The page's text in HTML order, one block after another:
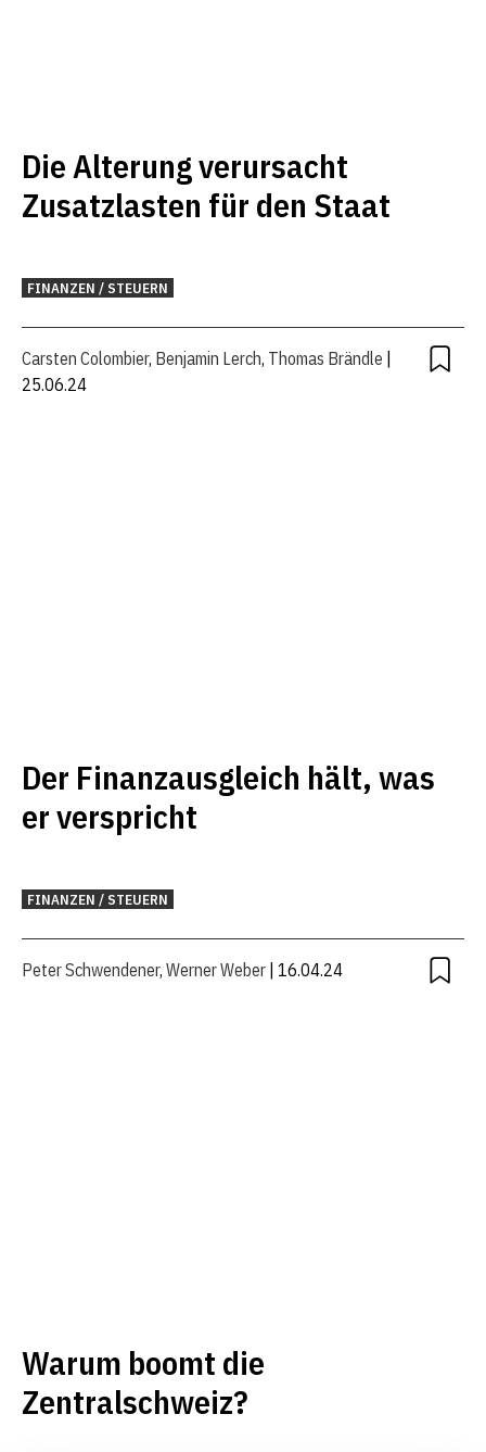
Die Alterung verursacht
Zusatzlasten für den Staat
FINANZEN / STEUERN
Carsten Colombier, Benjamin Lerch, Thomas Brändle
25.06.24
Der Finanzausgleich hält, was
er verspricht
FINANZEN / STEUERN
Peter Schwendener, Werner Weber | 16.04.24
Warum boomt die
Zentralschweiz?